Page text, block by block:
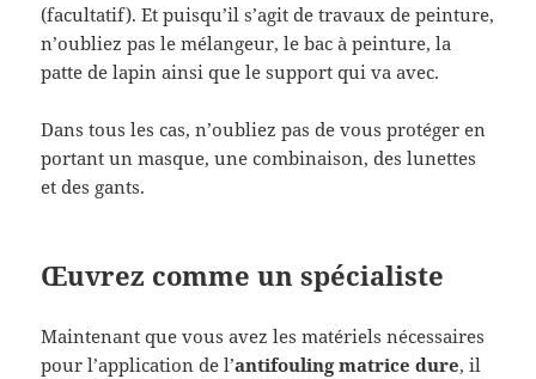
(facultatif). Et puisqu’il s’agit de travaux de peinture,
n’oubliez pas le mélangeur, le bac à peinture, la
patte de lapin ainsi que le support qui va avec.
Dans tous les cas, n’oubliez pas de vous protéger en
portant un masque, une combinaison, des lunettes
et des gants.
Œuvrez comme un spécialiste
Maintenant que vous avez les matériels nécessaires
pour l’application de l’antifouling matrice dure, il